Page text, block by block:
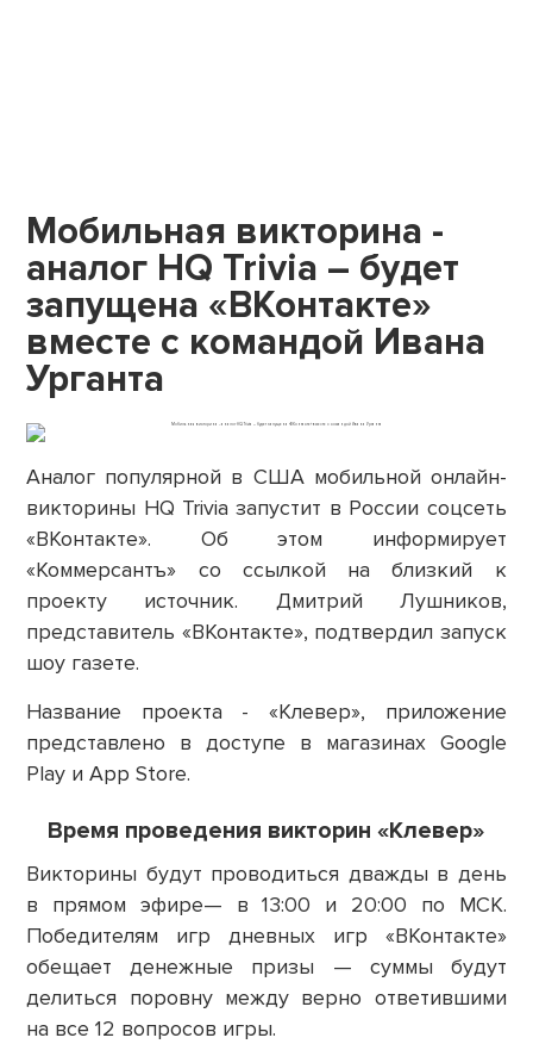
Мобильная викторина -
аналог HQ Trivia – будет
запущена «ВКонтакте»
вместе с командой Ивана
Урганта
Аналог популярной в США мобильной онлайн-
викторины HQ Trivia запустит в России соцсеть
«ВКонтакте». Об этом информирует
«Коммерсантъ» со ссылкой на близкий к
проекту источник. Дмитрий Лушников,
представитель «ВКонтакте», подтвердил запуск
шоу газете.
Название проекта - «Клевер», приложение
представлено в доступе в магазинах Google
Play и App Store.
Время проведения викторин «Клевер»
Викторины будут проводиться дважды в день
в прямом эфире— в 13:00 и 20:00 по МСК.
Победителям игр дневных игр «ВКонтакте»
обещает денежные призы — суммы будут
делиться поровну между верно ответившими
на все 12 вопросов игры.